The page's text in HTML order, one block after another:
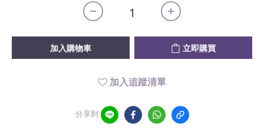
加入購物車 立即購買
加入追蹤清單
分享到